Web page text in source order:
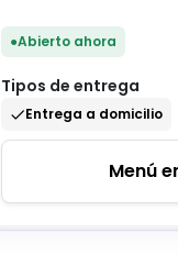
●Abierto ahora
Tipos de entrega
Entrega a domicilio
Menú